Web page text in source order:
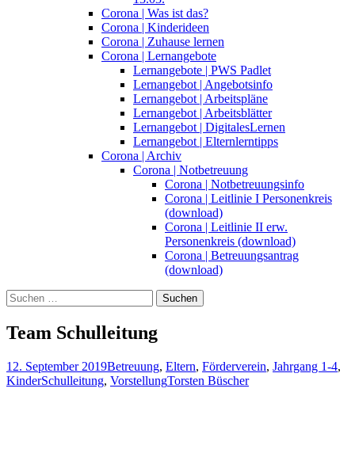
Corona | Was ist das?
Corona | Kinderideen
Corona | Zuhause lernen
Corona | Lernangebote
Lernangebote | PWS Padlet
Lernangebot | Angebotsinfo
Lernangebot | Arbeitspläne
Lernangebot | Arbeitsblätter
Lernangebot | DigitalesLernen
Lernangebot | Elternlerntipps
Corona | Archiv
Corona | Notbetreuung
Corona | Notbetreuungsinfo
Corona | Leitlinie I Personenkreis
(download)
Corona | Leitlinie II erw.
Personenkreis (download)
Corona | Betreuungsantrag
(download)
Suchen
nach:
Team Schulleitung
12. September 2019Betreuung, Eltern, Förderverein, Jahrgang 1-4,
KinderSchulleitung, VorstellungTorsten Büscher